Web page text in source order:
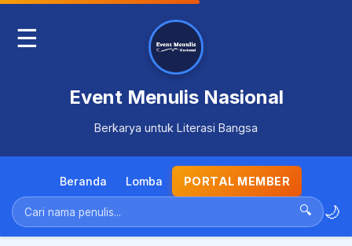
☰
Event Menulis Nasional
Berkarya untuk Literasi Bangsa
Beranda Lomba PORTAL MEMBER
🔍 🌙